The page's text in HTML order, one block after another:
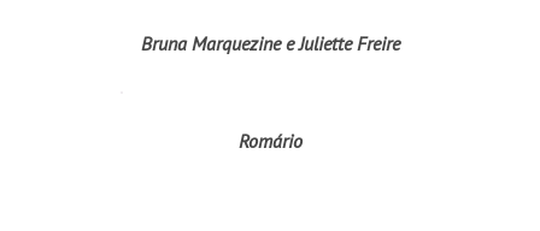
Bruna Marquezine e Juliette Freire
Romário